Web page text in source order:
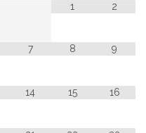
1
2
7 8 9
14 15 16